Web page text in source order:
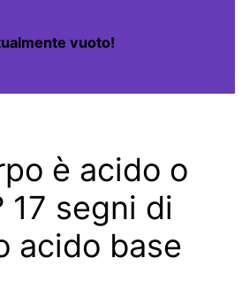
vuoto!
è acido o
17 segni di
acido base